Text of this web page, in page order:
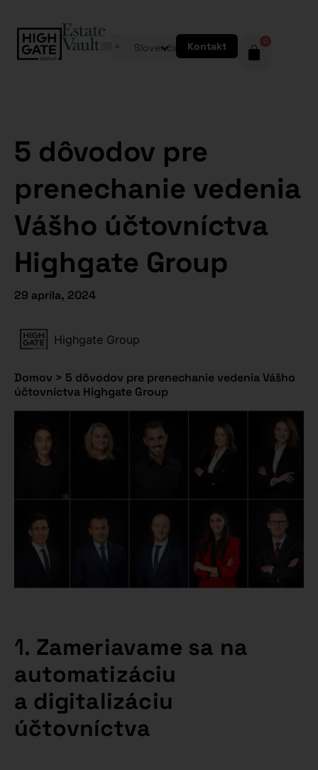
Slovenčina Kontakt 0
5 dôvodov pre
prenechanie vedenia
Vášho účtovníctva
Highgate Group
29 apríla, 2024
Highgate Group
Domov > 5 dôvodov pre prenechanie vedenia Vášho
účtovníctva Highgate Group
1. Zameriavame sa na
automatizáciu
a digitalizáciu
účtovníctva